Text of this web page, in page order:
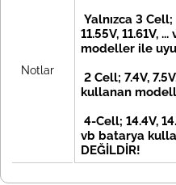
Notlar
Yalnızca 3 Cell;
11.55V, 11.61V,
modeller ile
2 Cell; 7.4V,
kullanan
4-Cell; 14.4V,
vb batarya
DEĞİLDİR!